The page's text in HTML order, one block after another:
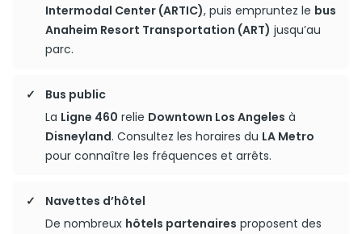
Intermodal Center (ARTIC), puis empruntez le bus
Anaheim Resort Transportation (ART) jusqu’au
parc.
Bus public
La Ligne 460 relie Downtown Los Angeles à
Disneyland. Consultez les horaires du LA Metro
pour connaître les fréquences et arrêts.
Navettes d’hôtel
De nombreux hôtels partenaires proposent des